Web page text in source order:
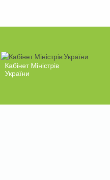
Кабінет Міністрів
України